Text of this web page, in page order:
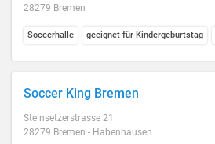
28279 Bremen
Soccerhalle geeignet für Kindergeburtstag
Soccer King Bremen
Steinsetzerstrasse 21
28279 Bremen - Habenhausen